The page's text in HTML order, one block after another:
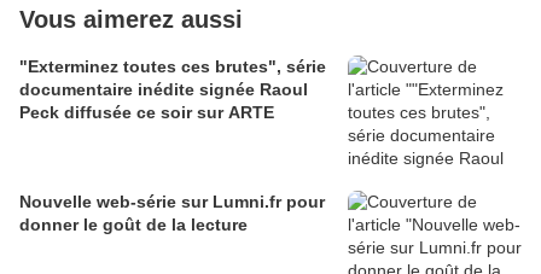
Vous aimerez aussi
"Exterminez toutes ces brutes", série
documentaire inédite signée Raoul
Peck diffusée ce soir sur ARTE
Nouvelle web-série sur Lumni.fr pour
donner le goût de la lecture